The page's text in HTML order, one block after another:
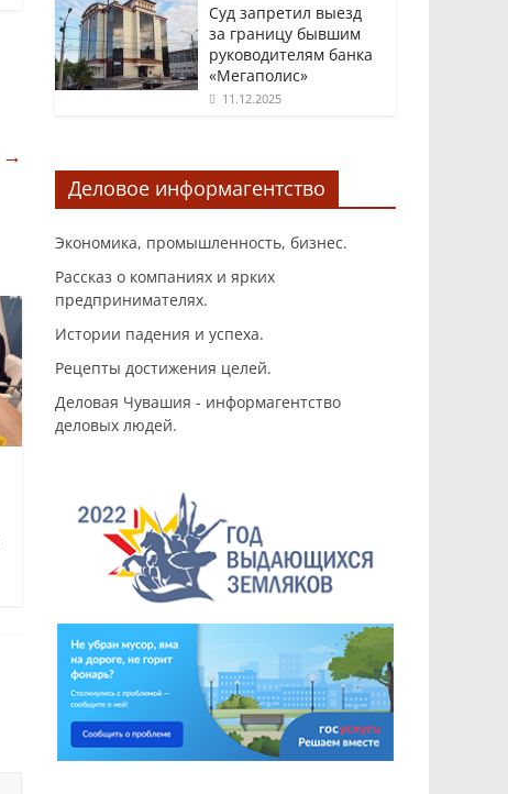
→
Суд запретил выезд
за границу бывшим
руководителям банка
«Мегаполис»
11.12.2025
Деловое информагентство
Экономика, промышленность, бизнес.
Рассказ о компаниях и ярких
предпринимателях.
Истории падения и успеха.
Рецепты достижения целей.
Деловая Чувашия - информагентство
деловых людей.